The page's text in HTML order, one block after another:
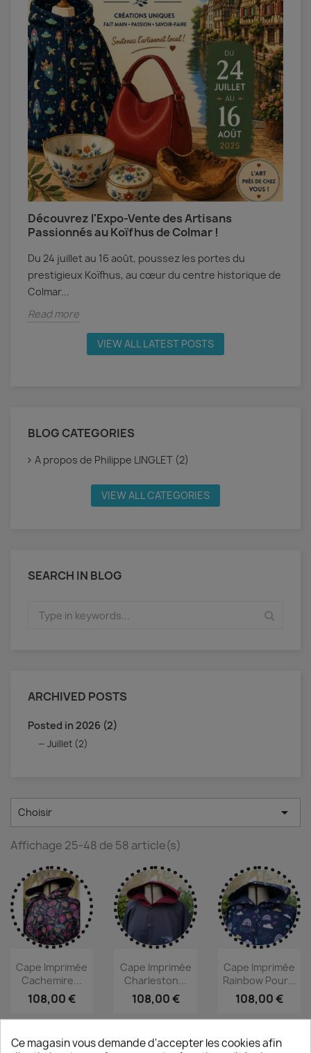
Découvrez l'Expo-Vente des Artisans
Passionnés au Koïfhus de Colmar !
Du 24 juillet au 16 août, poussez les portes du
prestigieux Koïfhus, au cœur du centre historique de
Colmar...
Read more
VIEW ALL LATEST POSTS
BLOG CATEGORIES
A propos de Philippe LINGLET (2)
VIEW ALL CATEGORIES
SEARCH IN BLOG
ARCHIVED POSTS
Posted in 2026 (2)
Juillet (2)
Choisir 
Affichage 25-48 de 58 article(s)
Cape Imprimée
Cachemire...
108,00 €
Cape Imprimée
Charleston...
108,00 €
Cape Imprimée
Rainbow Pour...
108,00 €
Ce magasin vous demande d'accepter les cookies afin